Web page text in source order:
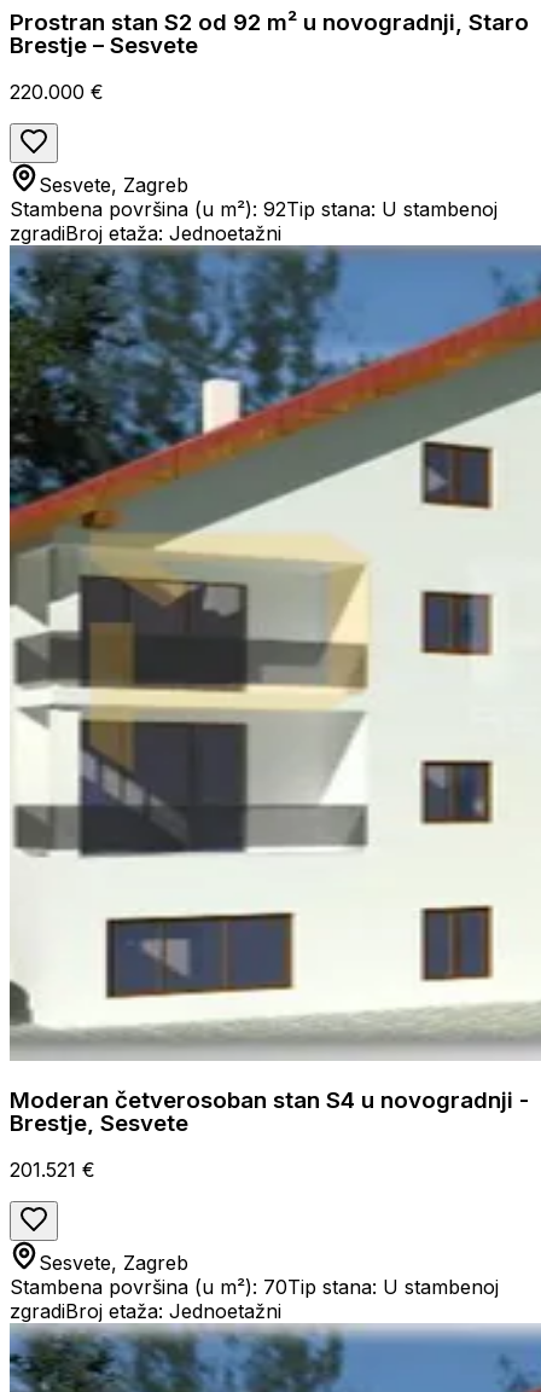
Prostran stan S2 od 92 m² u novogradnji, Staro
Brestje – Sesvete
220.000 €
Sesvete, Zagreb
Stambena površina (u m²): 92Tip stana: U stambenoj
zgradiBroj etaža: Jednoetažni
Moderan četverosoban stan S4 u novogradnji -
Brestje, Sesvete
201.521 €
Sesvete, Zagreb
Stambena površina (u m²): 70Tip stana: U stambenoj
zgradiBroj etaža: Jednoetažni